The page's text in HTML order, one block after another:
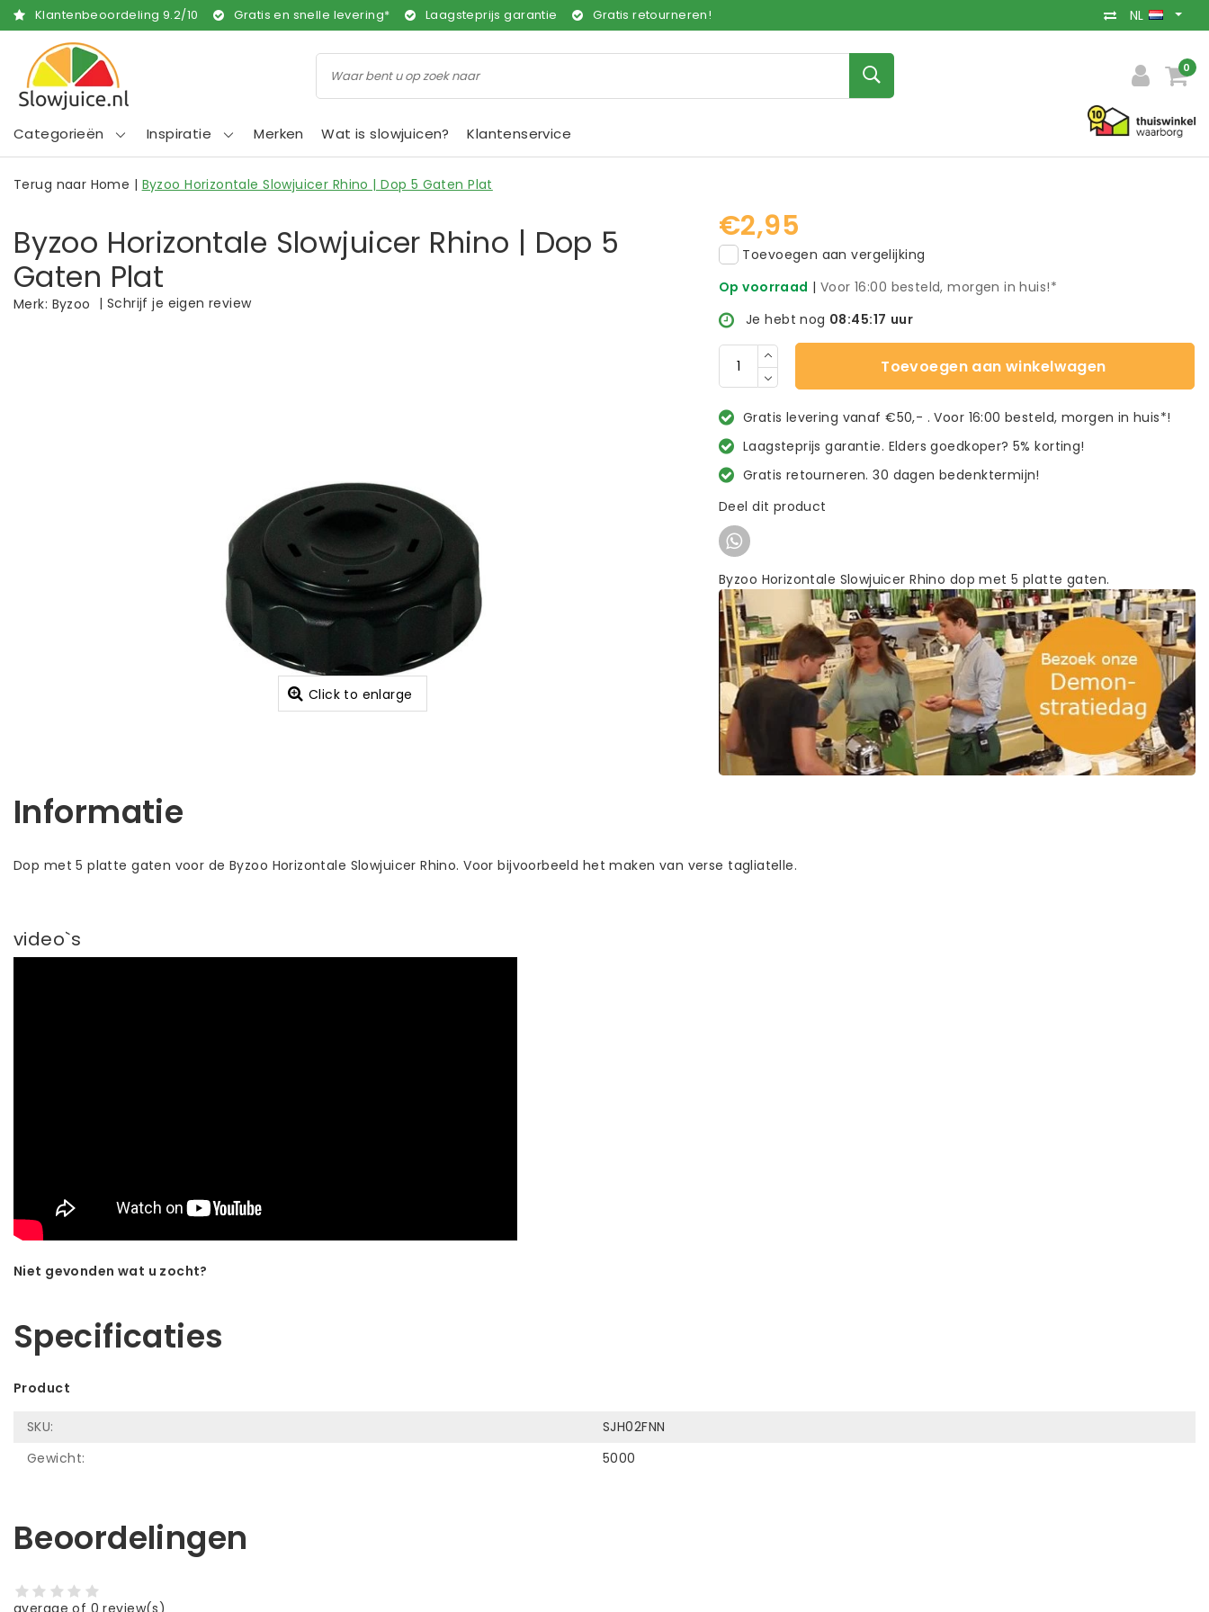
Klantenbeoordeling 9.2/10 Gratis en snelle levering* Laagsteprijs garantie Gratis retourneren! NL
0
Categorieën Inspiratie Merken Wat is slowjuicen? Klantenservice
Terug naar Home | Byzoo Horizontale Slowjuicer Rhino | Dop 5 Gaten Plat
Byzoo Horizontale Slowjuicer Rhino | Dop 5
Gaten Plat
Merk: Byzoo | Schrijf je eigen review
Click to enlarge
€2,95
Toevoegen aan vergelijking
Op voorraad | Voor 16:00 besteld, morgen in huis!*
Je hebt nog 08:45:16 uur
Toevoegen aan winkelwagen
Gratis levering vanaf €50,- . Voor 16:00 besteld, morgen in huis*!
Laagsteprijs garantie. Elders goedkoper? 5% korting!
Gratis retourneren. 30 dagen bedenktermijn!
Deel dit product
Byzoo Horizontale Slowjuicer Rhino dop met 5 platte gaten.
Informatie
Dop met 5 platte gaten voor de Byzoo Horizontale Slowjuicer Rhino. Voor bijvoorbeeld het maken van verse tagliatelle.
video`s
Niet gevonden wat u zocht?
Specificaties
Product
SKU:
SJH02FNN
Gewicht:
5000
Beoordelingen